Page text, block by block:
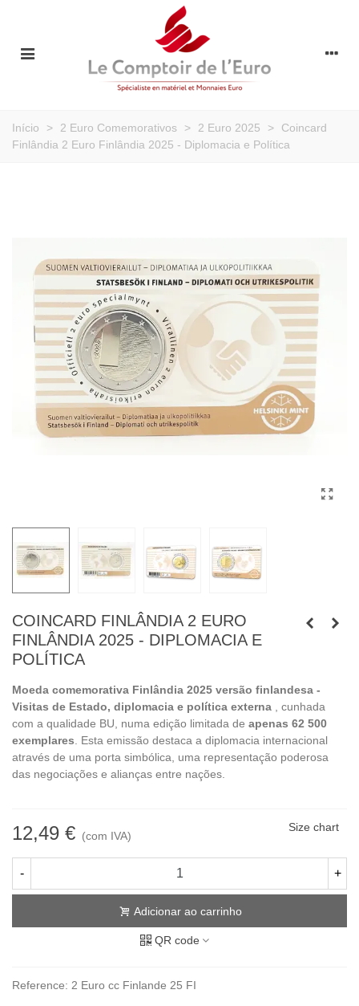
Início > 2 Euro Comemorativos > 2 Euro 2025 >
Coincard
Finlândia 2 Euro Finlândia 2025 - Diplomacia e Política
COINCARD FINLÂNDIA 2 EURO
FINLÂNDIA 2025 - DIPLOMACIA E
POLÍTICA
Moeda comemorativa Finlândia 2025 versão finlandesa -
Visitas de Estado, diplomacia e política externa
, cunhada
com a qualidade BU, numa edição limitada de apenas 62 500
exemplares . Esta emissão destaca a diplomacia internacional
através de uma porta simbólica, uma representação poderosa
das negociações e alianças entre nações.
12,49 € (com IVA)
Size chart
- +
Adicionar ao carrinho
QR code
Reference: 2 Euro cc Finlande 25 FI